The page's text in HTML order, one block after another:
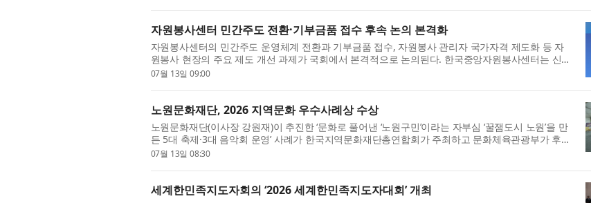
자원봉사센터 민간주도 전환·기부금품 접수 후속 논의 본격화
자원봉사센터의 민간주도 운영체계 전환과 기부금품 접수, 자원봉사 관리자 국가자격 제도화 등 자
원봉사 현장의 주요 제도 개선 과제가 국회에서 본격적으로 논의된다. 한국중앙자원봉사센터는 신정
훈 국회의원, 한국자원봉사센터협회와 공동으로 오는 7월 14일(화)...
07월 13일 09:00
노원문화재단, 2026 지역문화 우수사례상 수상
노원문화재단(이사장 강원재)이 추진한 ‘문화로 풀어낸 ‘노원구민’이라는 자부심 ‘꿀잼도시 노원’을 만
든 5대 축제·3대 음악회 운영’ 사례가 한국지역문화재단총연합회가 주최하고 문화체육관광부가 후원
한 ‘2026 지역상생·문화동행 페스타’에서 지역문화 우수사례(...
07월 13일 08:30
세계한민족지도자회의 ‘2026 세계한민족지도자대회’ 개최